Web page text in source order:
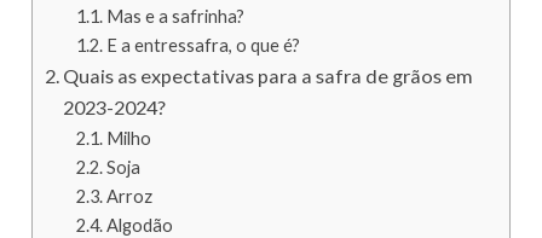
Mas e a safrinha?
E a entressafra, o que é?
Quais as expectativas para a safra de grãos em
2023-2024?
Milho
Soja
Arroz
Algodão